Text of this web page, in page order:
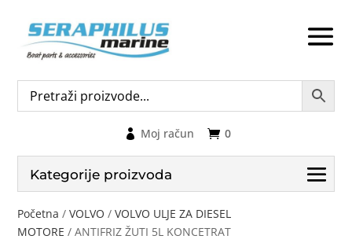
0
Moj račun
Kategorije proizvoda
Početna /VOLVO /VOLVO ULJE ZA DIESEL
MOTORE / ANTIFRIZ ŽUTI 5L KONCETRAT